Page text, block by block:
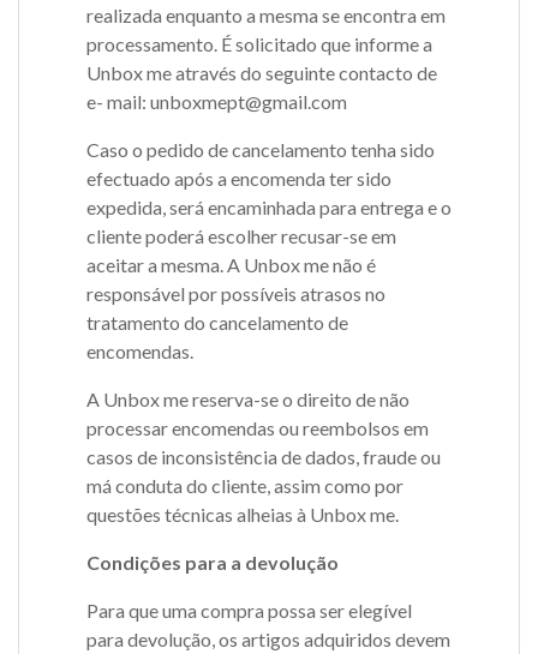
realizada enquanto a mesma se encontra em
processamento. É solicitado que informe a
Unbox me através do seguinte contacto de
e- mail: unboxmept@gmail.com
Caso o pedido de cancelamento tenha sido
efectuado após a encomenda ter sido
expedida, será encaminhada para entrega e o
cliente poderá escolher recusar-se em
aceitar a mesma. A Unbox me não é
responsável por possíveis atrasos no
tratamento do cancelamento de
encomendas.
A Unbox me reserva-se o direito de não
processar encomendas ou reembolsos em
casos de inconsistência de dados, fraude ou
má conduta do cliente, assim como por
questões técnicas alheias à Unbox me.
Condições para a devolução
Para que uma compra possa ser elegível
para devolução, os artigos adquiridos devem